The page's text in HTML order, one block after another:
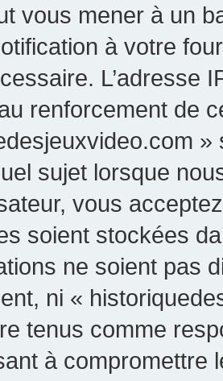
vous mener à un
à votre
L’adresse
renforcement de
sujet lorsque
vous
soient stockées
ne soient pas
ni «
tenus comme
à compromettre